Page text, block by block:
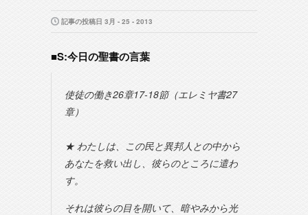
記事の投稿日 3月 - 25 - 2013
■S:今日の聖書の言葉
使徒の働き26章17-18節（エレミヤ書27
章）
★ わたしは、この民と異邦人との中から
あなたを救い出し、彼らのところに遣わ
す。
それは彼らの目を開いて、暗やみから光